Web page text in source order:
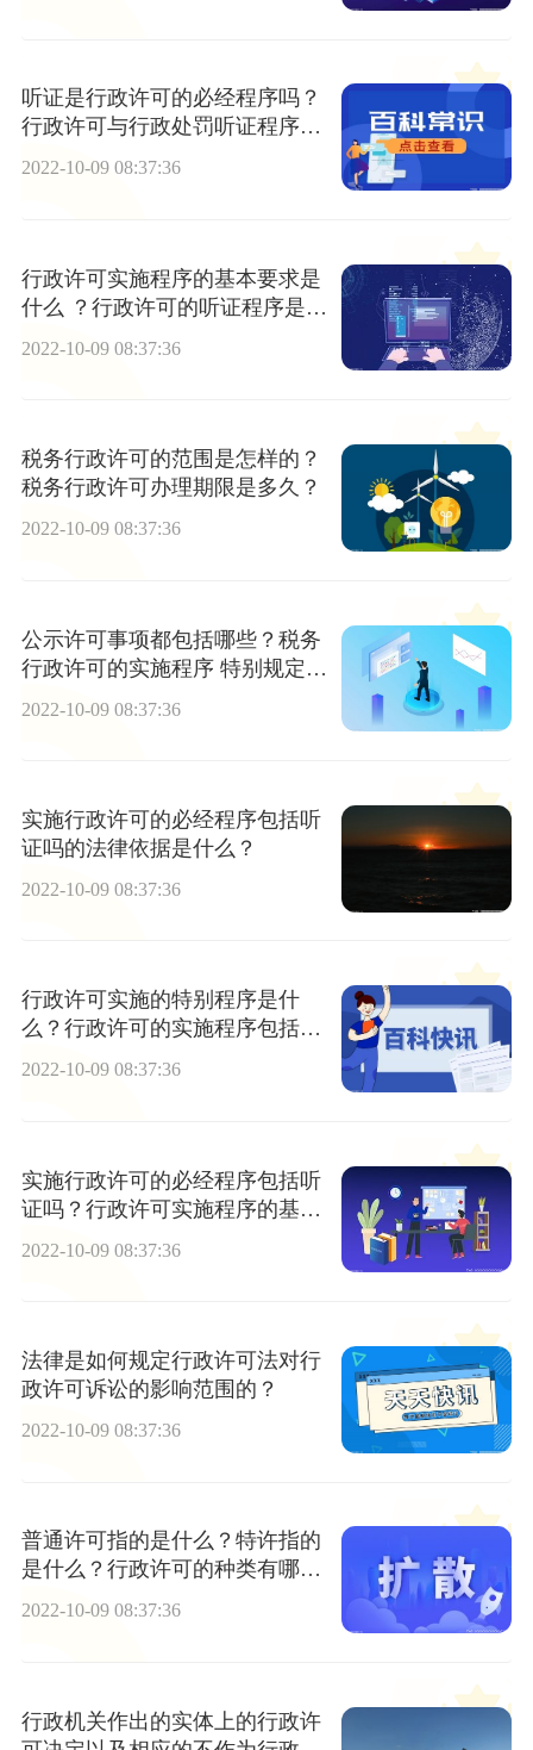
听证是行政许可的必经程序吗？
行政许可与行政处罚听证程序的
区别是什么？
2022-10-09 08:37:36
行政许可实施程序的基本要求是
什么 ？行政许可的听证程序是怎
2022-10-09 08:37:36
税务行政许可的范围是怎样的？
税务行政许可办理期限是多久？
2022-10-09 08:37:36
公示许可事项都包括哪些？税务
行政许可的实施程序 特别规定是
2022-10-09 08:37:36
实施行政许可的必经程序包括听
证吗的法律依据是什么？
2022-10-09 08:37:36
行政许可实施的特别程序是什
么？行政许可的实施程序包括哪
些？
2022-10-09 08:37:36
实施行政许可的必经程序包括听
证吗？行政许可实施程序的基本
2022-10-09 08:37:36
法律是如何规定行政许可法对行
政许可诉讼的影响范围的？
2022-10-09 08:37:36
普通许可指的是什么？特许指的
是什么？行政许可的种类有哪
些？
2022-10-09 08:37:36
行政机关作出的实体上的行政许